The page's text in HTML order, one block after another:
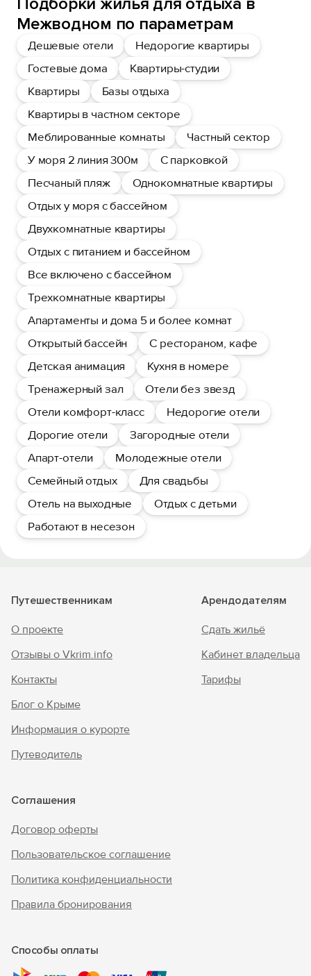
Межводном по параметрам
Дешевые отели
Недорогие квартиры
Гостевые дома
Квартиры-студии
Квартиры
Базы отдыха
Квартиры в частном секторе
Меблированные комнаты
Частный сектор
У моря 2 линия 300м
С парковкой
Песчаный пляж
Однокомнатные квартиры
Отдых у моря с бассейном
Двухкомнатные квартиры
Отдых с питанием и бассейном
Все включено с бассейном
Трехкомнатные квартиры
Апартаменты и дома 5 и более комнат
Открытый бассейн
С рестораном, кафе
Детская анимация
Кухня в номере
Тренажерный зал
Отели без звезд
Отели комфорт-класс
Недорогие отели
Дорогие отели
Загородные отели
Апарт-отели
Молодежные отели
Семейный отдых
Для свадьбы
Отель на выходные
Отдых с детьми
Работают в несезон
Путешественникам
О проекте
Отзывы о Vkrim.info
Контакты
Блог о Крыме
Информация о курорте
Путеводитель
Арендодателям
Сдать жильё
Кабинет владельца
Тарифы
Соглашения
Договор оферты
Пользовательское соглашение
Политика конфиденциальности
Правила бронирования
Способы оплаты